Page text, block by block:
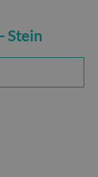
Stein